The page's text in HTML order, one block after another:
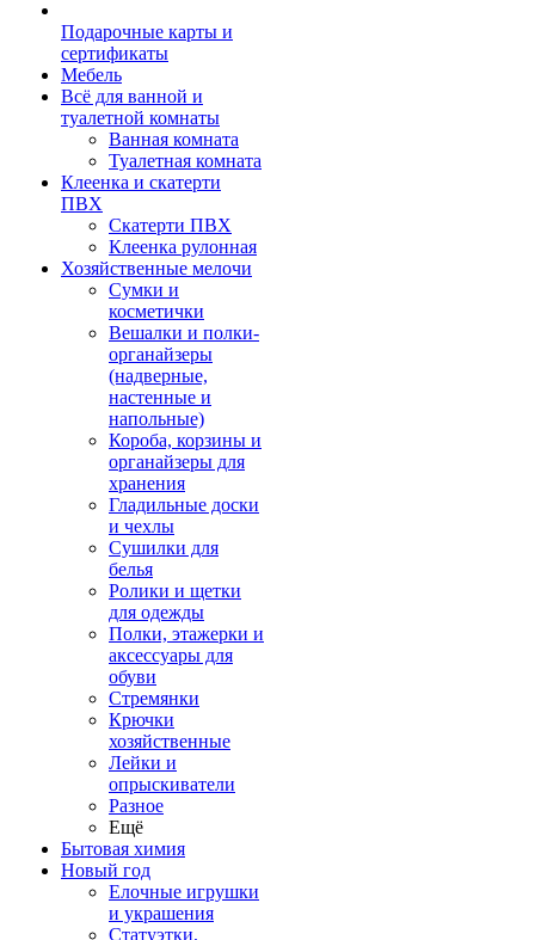
Подарочные карты и
сертификаты
Мебель
Всё для ванной и
туалетной комнаты
Ванная комната
Туалетная комната
Клеенка и скатерти
ПВХ
Скатерти ПВХ
Клеенка рулонная
Хозяйственные мелочи
Сумки и
косметички
Вешалки и полки-
органайзеры
(надверные,
настенные и
напольные)
Короба, корзины и
органайзеры для
хранения
Гладильные доски
и чехлы
Сушилки для
белья
Ролики и щетки
для одежды
Полки, этажерки и
аксессуары для
обуви
Стремянки
Крючки
хозяйственные
Лейки и
опрыскиватели
Разное
Ещё
Бытовая химия
Новый год
Елочные игрушки
и украшения
Статуэтки,